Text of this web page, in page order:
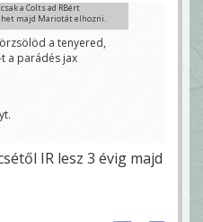
a Colts ad RBért
majd Mariotát elhozni.
a tenyered,
a parádés jax
IR lesz 3 évig majd